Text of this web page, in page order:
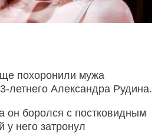
похоронили мужа
летнего Александра Рудина.
он боролся с постковидным
у него затронул